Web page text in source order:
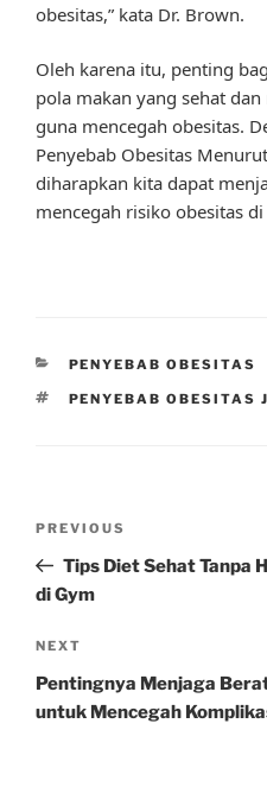
obesitas,” kata Dr. Brown.
Oleh karena itu, penting
pola makan yang sehat
guna mencegah obesitas.
Penyebab Obesitas
diharapkan kita dapat
mencegah risiko obesitas
CATEGORIES
PENYEBAB OBESITAS
TAGS
PENYEBAB OBESITAS
Previous
Post
PREVIOUS
Tips Diet Sehat Tanpa
di Gym
Next
Post
NEXT
Pentingnya Menjaga
untuk Mencegah